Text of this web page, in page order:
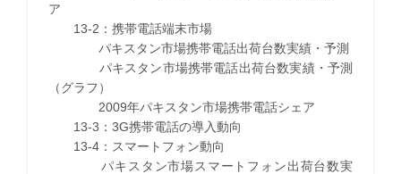
ア
13-2：携帯電話端末市場
パキスタン市場携帯電話出荷台数実績・予測
パキスタン市場携帯電話出荷台数実績・予測
（グラフ）
2009年パキスタン市場携帯電話シェア
13-3：3G携帯電話の導入動向
13-4：スマートフォン動向
パキスタン市場スマートフォン出荷台数実